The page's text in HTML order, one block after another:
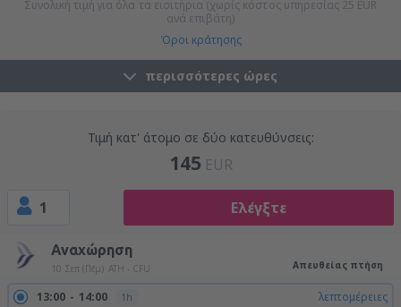
Συνολική τιμή για όλα τα εισιτήρια (χωρίς κόστος υπηρεσίας 25 EUR
ανά επιβάτη)
Όροι κράτησης
περισσότερες ώρες
Τιμή κατ' άτομο σε δύο κατευθύνσεις:
145 EUR
1 Ελέγξτε
Αναχώρηση
10 Σεπ (Πέμ) ATH - CFU Απευθείας πτήση
13:00 14:00 1h λεπτομέρειες